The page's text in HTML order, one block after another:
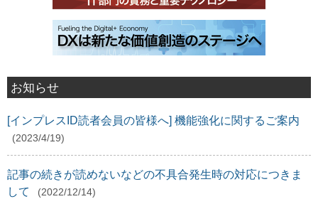
お知らせ
[インプレスID読者会員の皆様へ] 機能強化に関するご案内
(2023/4/19)
記事の続きが読めないなどの不具合発生時の対応につきま
して
(2022/12/14)